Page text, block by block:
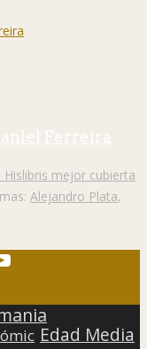
Ferreira
Hislibris mejor cubierta
Alejandro Plata,
Edad Media